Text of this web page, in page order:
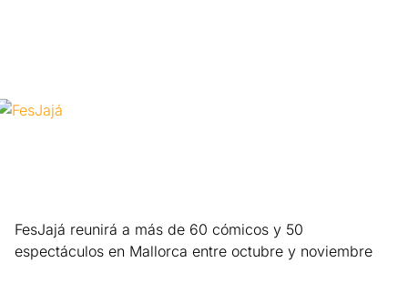
FesJajá reunirá a más de 60 cómicos y 50
espectáculos en Mallorca entre octubre y noviembre